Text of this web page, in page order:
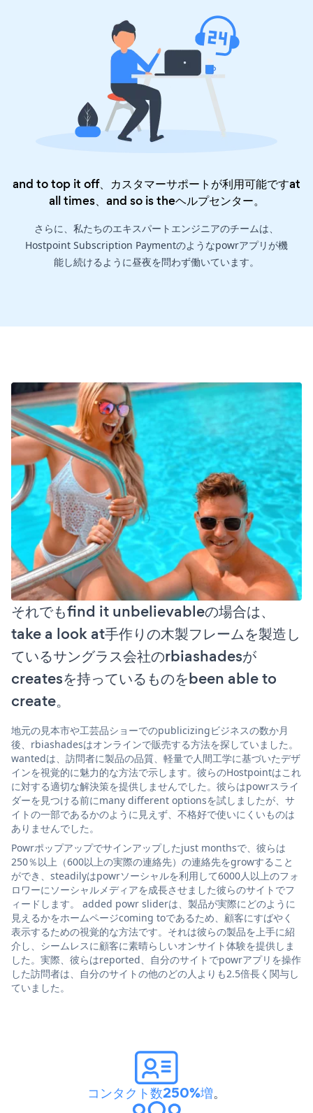
and to top it off、カスタマーサポートが利用可能ですat
all times、and so is theヘルプセンター。
さらに、私たちのエキスパートエンジニアのチームは、
Hostpoint Subscription Paymentのようなpowrアプリが機
能し続けるように昼夜を問わず働いています。
それでもfind it unbelievableの場合は、
take a look at手作りの木製フレームを製造し
ているサングラス会社のrbiashadesが
createsを持っているものをbeen able to
create。
地元の見本市や工芸品ショーでのpublicizingビジネスの数か月
後、rbiashadesはオンラインで販売する方法を探していました。
wantedは、訪問者に製品の品質、軽量で人間工学に基づいたデザ
インを視覚的に魅力的な方法で示します。彼らのHostpointはこれ
に対する適切な解決策を提供しませんでした。彼らはpowrスライ
ダーを見つける前にmany different optionsを試しましたが、サ
イトの一部であるかのように見えず、不格好で使いにくいものは
ありませんでした。
Powrポップアップでサインアップしたjust monthsで、彼らは
250％以上（600以上の実際の連絡先）の連絡先をgrowすること
ができ、steadilyはpowrソーシャルを利用して6000人以上のフォ
ロワーにソーシャルメディアを成長させました彼らのサイトでフ
ィードします。 added powr sliderは、製品が実際にどのように
見えるかをホームページcoming toであるため、顧客にすばやく
表示するための視覚的な方法です。それは彼らの製品を上手に紹
介し、シームレスに顧客に素晴らしいオンサイト体験を提供しま
した。実際、彼らはreported、自分のサイトでpowrアプリを操作
した訪問者は、自分のサイトの他のどの人よりも2.5倍長く関与し
ていました。
コンタクト数250%増。